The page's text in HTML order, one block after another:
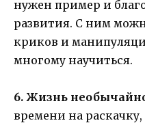
нужен пример и
развития. С ним
криков и
многому научиться.
6. Жизнь
времени на